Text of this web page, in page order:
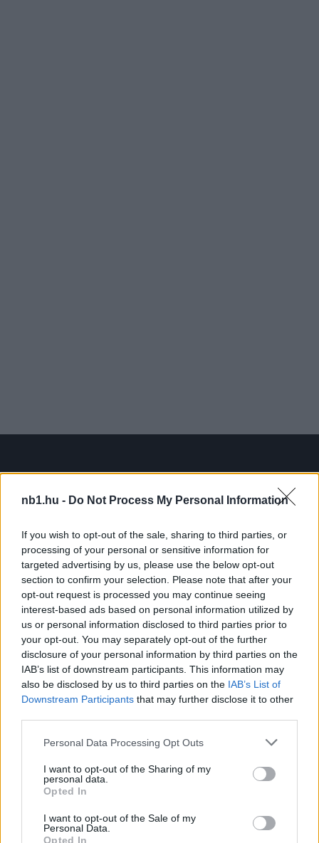
nb1.hu - Do Not Process My Personal Information
If you wish to opt-out of the sale, sharing to third parties, or
processing of your personal or sensitive information for
targeted advertising by us, please use the below opt-out
section to confirm your selection. Please note that after your
opt-out request is processed you may continue seeing
interest-based ads based on personal information utilized by
us or personal information disclosed to third parties prior to
your opt-out. You may separately opt-out of the further
disclosure of your personal information by third parties on the
IAB’s list of downstream participants. This information may
also be disclosed by us to third parties on the IAB’s List of
Downstream Participants that may further disclose it to other
Please note that this website/app uses one or more Google
not limited to your visit or usage behaviour. You may click to
grant or deny consent to Google and its third-party tags to
use your data for below specified purposes in below Google
consent section.
Personal Data Processing Opt Outs
I want to opt-out of the Sharing of my
personal data.
Opted In
I want to opt-out of the Sale of my
Personal Data.
Opted In
UnmuteLoaded:
0%
Borítókép forrása: Czifra Mária